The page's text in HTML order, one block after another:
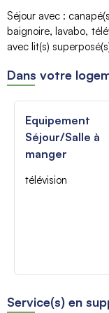
Séjour avec :
baignoire, lavabo
avec lit(s)
Dans votre
Equipement
Séjour/Salle à
manger
télévision
Service(s) en